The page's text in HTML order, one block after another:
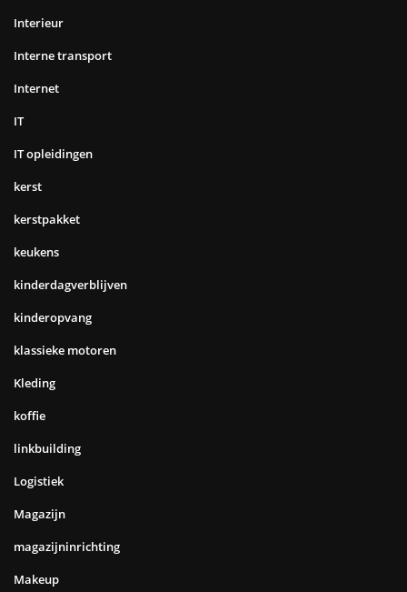
Interieur
Interne transport
Internet
IT
IT opleidingen
kerst
kerstpakket
keukens
kinderdagverblijven
kinderopvang
klassieke motoren
Kleding
koffie
linkbuilding
Logistiek
Magazijn
magazijninrichting
Makeup